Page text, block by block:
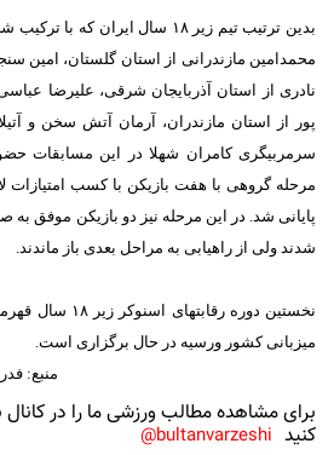
بدین ترتیب تیم زیر ۱۸ سال ایران
محمدامین مازندرانی از استان گلستان، امین
نادری از استان آذربایجان شرقی، علیرضا
پور از استان مازندران، آرمان آتش سخن و
سرمربیگری کامران شهلا در این مسابقات
مرحله گروهی با هفت بازیکن با کسب امتیازات
پایانی شد. در این مرحله نیز دو بازیکن موفق به
شدند ولی از راهیابی به مراحل بعدی باز ماندند.
میزبانی کشور ورسیه در حال برگزاری است.
منبع:
برای مشاهده مطالب ورزشی ما را در
کنید bultanvarzeshi@